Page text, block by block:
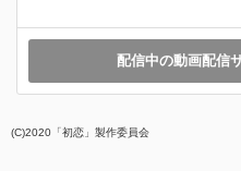
配信中の動画配信
(C)2020「初恋」製作委員会